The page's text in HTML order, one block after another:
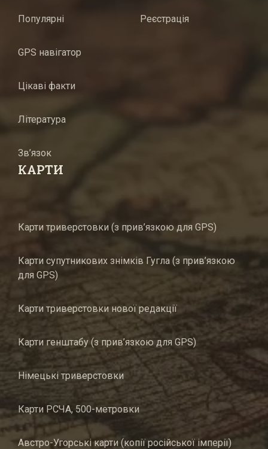
Популярні
GPS навігатор
Цікаві факти
Література
Зв’язок
Реєстрація
КАРТИ
Карти триверстовки (з прив’язкою для GPS)
Карти супутникових знімків Гугла (з прив’язкою
для GPS)
Карти триверстовки нової редакції
Карти генштабу (з прив’язкою для GPS)
Німецькі триверстовки
Карти РСЧА, 500-метровки
Австро-Угорські карти (копії російської імперії)